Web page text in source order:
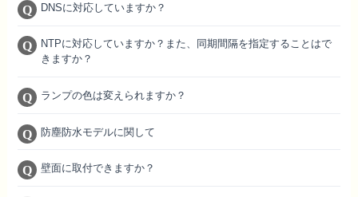
DNSに対応していますか？
NTPに対応していますか？また、同期間隔を指定することはで
きますか？
ランプの色は変えられますか？
防塵防水モデルに関して
壁面に取付できますか？